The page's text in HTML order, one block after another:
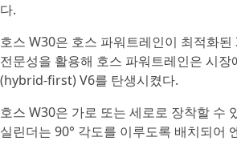
다.
호스 W30은 호스 파워트레인이 최적화
전문성을 활용해 호스 파워트레인은 시
(hybrid-first) V6를 탄생시켰다.
호스 W30은 가로 또는 세로로 장착할 수
실린더는 90° 각도를 이루도록 배치되어